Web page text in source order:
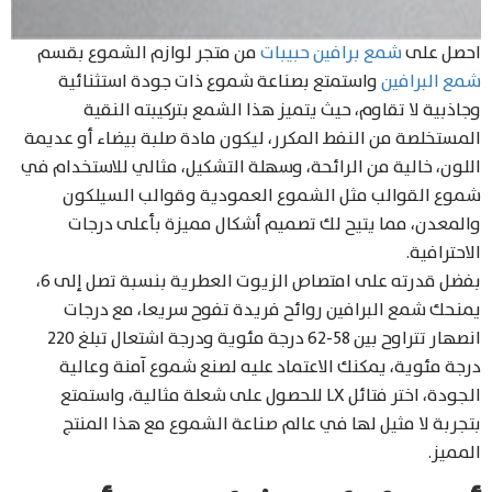
احصل علىشمع برافين حبيباتمن متجر لوازم الشموع بقسم
شمع البرافينواستمتع بصناعة شموع ذات جودة استثنائية
وجاذبية لا تقاوم، حيث يتميز هذا الشمع بتركيبته النقية
المستخلصة من النفط المكرر، ليكون مادة صلبة بيضاء أو عديمة
اللون، خالية من الرائحة، وسهلة التشكيل، مثالي للاستخدام في
شموع القوالب مثل الشموع العمودية وقوالب السيلكون
والمعدن، مما يتيح لك تصميم أشكال مميزة بأعلى درجات
الاحترافية.
بفضل قدرته على امتصاص الزيوت العطرية بنسبة تصل إلى 6،
يمنحك شمع البرافين روائح فريدة تفوح سريعا، مع درجات
انصهار تتراوح بين 58-62 درجة مئوية ودرجة اشتعال تبلغ 220
درجة مئوية، يمكنك الاعتماد عليه لصنع شموع آمنة وعالية
الجودة، اختر فتائل LX للحصول على شعلة مثالية، واستمتع
بتجربة لا مثيل لها في عالم صناعة الشموع مع هذا المنتج
المميز.